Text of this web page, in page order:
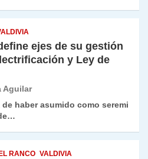
ejes de su gestión
y Ley de
Aguilar
haber asumido como seremi
EL RANCO VALDIVIA